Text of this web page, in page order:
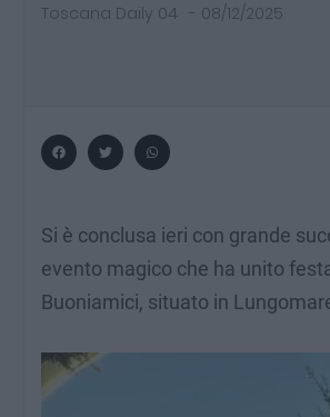
Toscana Daily 04 - 08/12/2025
Si è conclusa ieri con grande
evento magico che ha unito
Buoniamici, situato in